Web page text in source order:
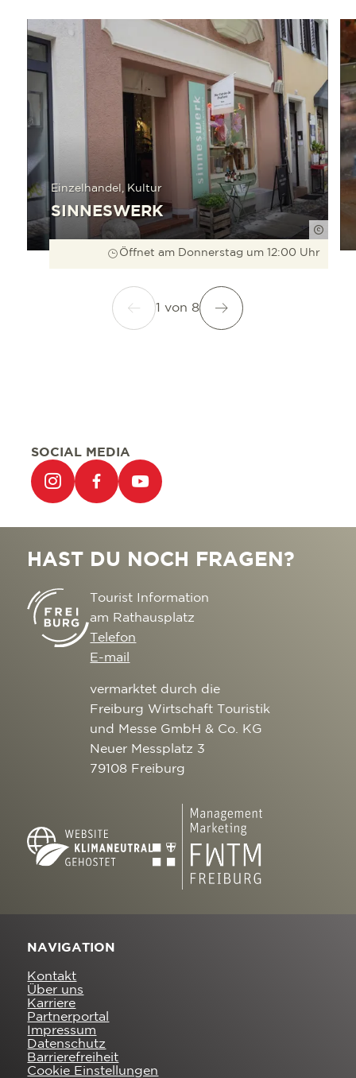
Einzelhandel, Kultur
SINNESWERK
Öffnet am Donnerstag um 12:00 Uhr
mehr erfahren mehr
1 von 8
SOCIAL MEDIA
HAST DU NOCH FRAGEN?
Tourist Information
am Rathausplatz
Telefon
E-mail
vermarktet durch die
Freiburg Wirtschaft Touristik
und Messe GmbH & Co. KG
Neuer Messplatz 3
79108 Freiburg
NAVIGATION
Kontakt
Über uns
Karriere
Partnerportal
Impressum
Datenschutz
Barrierefreiheit
Cookie Einstellungen